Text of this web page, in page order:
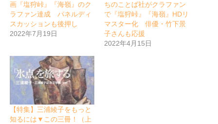
画『塩狩峠』『海嶺』のク
ラファン達成 パネルディ
スカッションも後押し
2022年7月19日
ちのことば社がクラファン
で『塩狩峠』『海嶺』HDリ
マスター化 俳優・竹下景
子さんも応援
2022年4月15日
【特集】三浦綾子をもっと
知るには▼この三冊！（上